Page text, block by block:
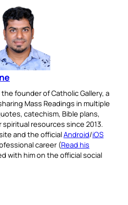
founder of Catholic Gallery, a
Mass Readings in multiple
catechism, Bible plans,
resources since 2013.
and the officialAndroid/iOS
career (Read his
with him on the official social